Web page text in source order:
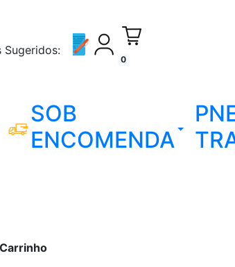
Sugeridos:
0
SOB
ENCOMENDA